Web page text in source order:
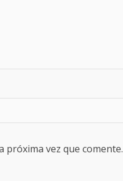
próxima vez que comente.